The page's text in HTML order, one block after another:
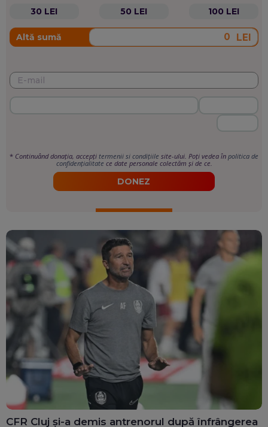
30 LEI
50 LEI 100 LEI
Altă sumă LEI
* Continuând donația, accepți termenii si condițiile site-ului. Poți vedea în politica de
confidențialitate ce date personale colectăm și de ce.
DONEZ
CFR Cluj și-a demis antrenorul după înfrângerea